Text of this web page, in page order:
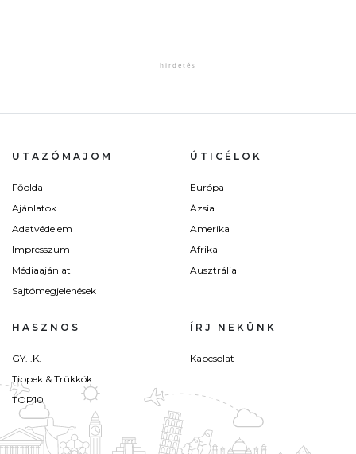
UTAZÓMAJOM
Főoldal
Ajánlatok
Adatvédelem
Impresszum
Médiaajánlat
Sajtómegjelenések
ÚTICÉLOK
Európa
Ázsia
Amerika
Afrika
Ausztrália
HASZNOS
GY.I.K.
Tippek & Trükkök
TOP10
ÍRJ NEKÜNK
Kapcsolat